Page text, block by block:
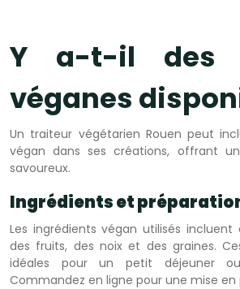
Y a-t-il des
véganes
Un traiteur végétarien Rouen peut
végan dans ses créations, offrant
savoureux.
Ingrédients et
Les ingrédients végan utilisés incluent
des fruits, des noix et des graines.
idéales pour un petit déjeuner
Commandez en ligne pour une mise en